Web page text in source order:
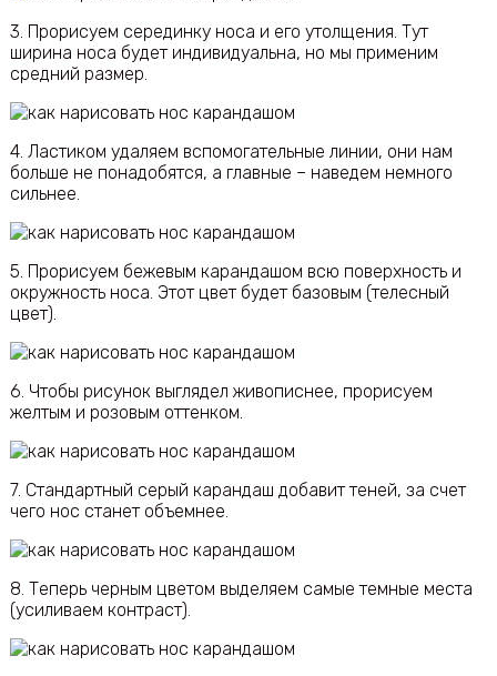
3. Прорисуем серединку носа и его утолщения. Тут
ширина носа будет индивидуальна, но мы применим
средний размер.
4. Ластиком удаляем вспомогательные линии, они нам
больше не понадобятся, а главные – наведем немного
сильнее.
5. Прорисуем бежевым карандашом всю поверхность и
окружность носа. Этот цвет будет базовым (телесный
цвет).
6. Чтобы рисунок выглядел живописнее, прорисуем
желтым и розовым оттенком.
7. Стандартный серый карандаш добавит теней, за счет
чего нос станет объемнее.
8. Теперь черным цветом выделяем самые темные места
(усиливаем контраст).